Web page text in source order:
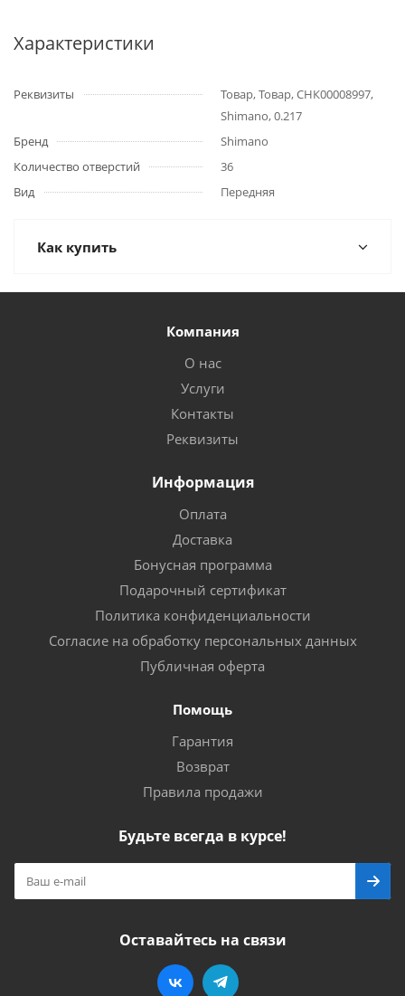
Характеристики
Реквизиты
Товар, Товар, СНК00008997,
Shimano, 0.217
Бренд
Shimano
Количество отверстий
36
Вид
Передняя
Как купить
Компания
О нас
Услуги
Контакты
Реквизиты
Информация
Оплата
Доставка
Бонусная программа
Подарочный сертификат
Политика конфиденциальности
Согласие на обработку персональных данных
Публичная оферта
Помощь
Гарантия
Возврат
Правила продажи
Будьте всегда в курсе!
Оставайтесь на связи